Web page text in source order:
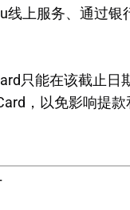
上服务、通过银
只能在该截止日
，以免影响提款